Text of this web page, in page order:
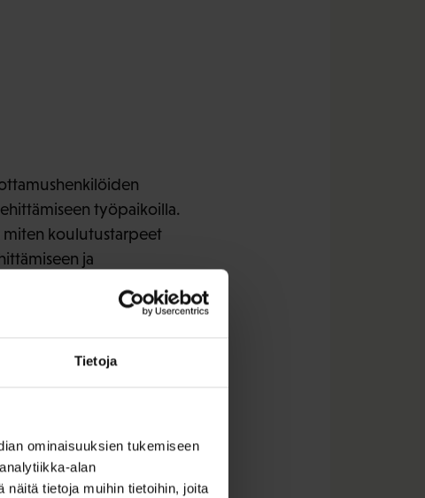
Tietoja
ominaisuuksien tukemiseen
alan
tietoja muihin tietoihin, joita
työpaikoilla.
miten koulutustarpeet
ja